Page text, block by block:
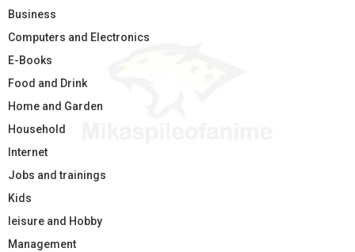
Business
Computers and Electronics
E-Books
Food and Drink
Home and Garden
Household
Internet
Jobs and trainings
Kids
leisure and Hobby
Management